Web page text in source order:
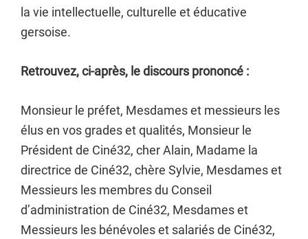
la vie intellectuelle, culturelle et éducative
gersoise.
Retrouvez, ci-après, le discours prononcé :
Monsieur le préfet, Mesdames et messieurs les
élus en vos grades et qualités, Monsieur le
Président de Ciné32, cher Alain, Madame la
directrice de Ciné32, chère Sylvie, Mesdames et
Messieurs les membres du Conseil
d’administration de Ciné32, Mesdames et
Messieurs les bénévoles et salariés de Ciné32,